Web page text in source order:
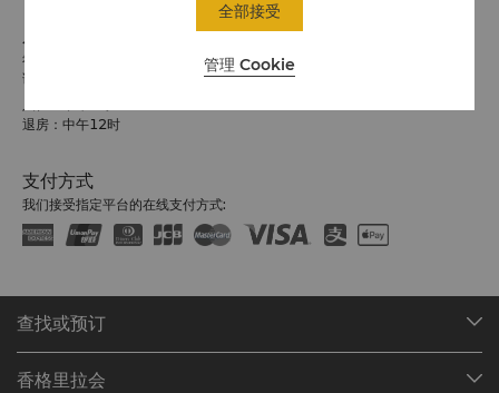
希望您入住愉快
请留意入住/退房时间:
退房：中午12时
支付方式
我们接受指定平台的在线支付方式:
查找或预订
香格里拉会
管理 Cookie
全部接受